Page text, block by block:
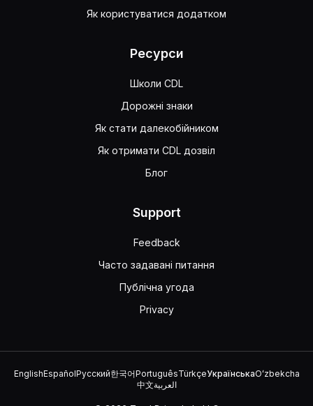
Як користуватися додатком
Ресурси
Школи CDL
Дорожні знаки
Як стати далекобійником
Як отримати CDL дозвіл
Блог
Support
Feedback
Часто задавані питання
Публічна угода
Privacy
EnglishEspañolРусский한국어PortuguêsTürkçeУкраїнськаOʻzbekcha
中文العربية